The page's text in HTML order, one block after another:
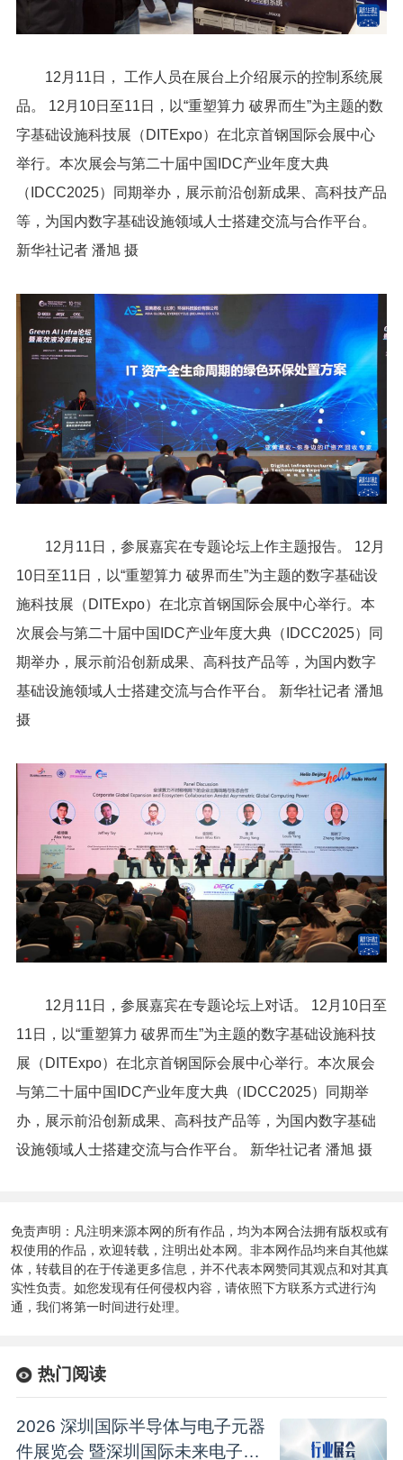
12月11日， 工作人员在展台上介绍展示的控制系统展
品。 12月10日至11日，以“重塑算力 破界而生”为主题的数
字基础设施科技展（DITExpo）在北京首钢国际会展中心
举行。本次展会与第二十届中国IDC产业年度大典
（IDCC2025）同期举办，展示前沿创新成果、高科技产品
等，为国内数字基础设施领域人士搭建交流与合作平台。
新华社记者 潘旭 摄
12月11日，参展嘉宾在专题论坛上作主题报告。 12月
10日至11日，以“重塑算力 破界而生”为主题的数字基础设
施科技展（DITExpo）在北京首钢国际会展中心举行。本
次展会与第二十届中国IDC产业年度大典（IDCC2025）同
期举办，展示前沿创新成果、高科技产品等，为国内数字
基础设施领域人士搭建交流与合作平台。 新华社记者 潘旭
摄
12月11日，参展嘉宾在专题论坛上对话。 12月10日至
11日，以“重塑算力 破界而生”为主题的数字基础设施科技
展（DITExpo）在北京首钢国际会展中心举行。本次展会
与第二十届中国IDC产业年度大典（IDCC2025）同期举
办，展示前沿创新成果、高科技产品等，为国内数字基础
设施领域人士搭建交流与合作平台。 新华社记者 潘旭 摄
免责声明：凡注明来源本网的所有作品，均为本网合法拥有版权或有
权使用的作品，欢迎转载，注明出处本网。非本网作品均来自其他媒
体，转载目的在于传递更多信息，并不代表本网赞同其观点和对其真
实性负责。如您发现有任何侵权内容，请依照下方联系方式进行沟
通，我们将第一时间进行处理。
热门阅读
2026 深圳国际半导体与电子元器
件展览会 暨深圳国际未来电子产